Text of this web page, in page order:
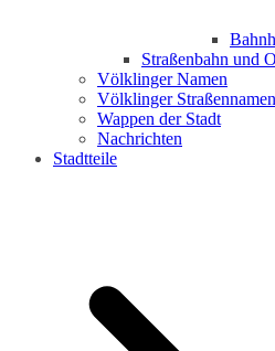
Straßenbahn und
Völklinger Namen
Völklinger Straßennamen
Wappen der Stadt
Nachrichten
Stadtteile